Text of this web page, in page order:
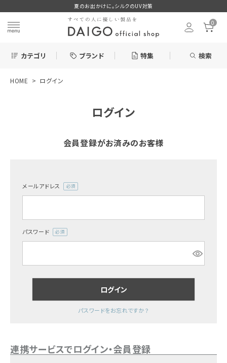
夏のお出かけに。シルクのUV対策
0
カテゴリ ブランド 特集 検索
新着＆再入荷商品
ギフトを探す
ブランドから探す
お問い合わせ
HOME ログイン
ログイン
会員登録がお済みのお客様
メールアドレス
(必
パスワード
(必
ログイン
パスワードをお忘れですか？
連携サービスでログイン・会員登録